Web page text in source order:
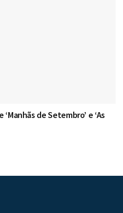
de Setembro’ e ‘As